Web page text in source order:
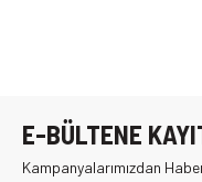
E-BÜLTENE
Kampanyalarımızdan